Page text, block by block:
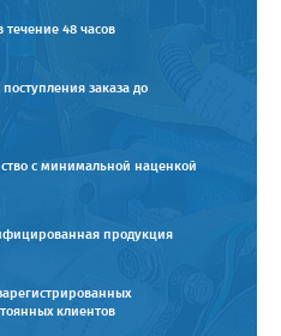
течение 48 часов
заказа до
с минимальной наценкой
продукция
клиентов